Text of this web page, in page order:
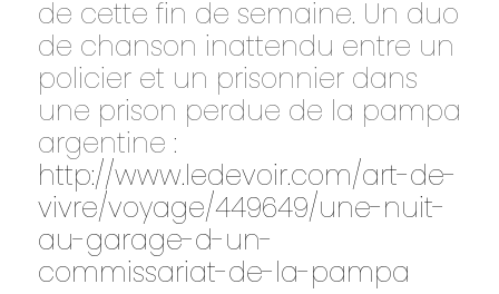
de cette fin de semaine. Un duo
de chanson inattendu entre un
policier et un prisonnier dans
une prison perdue de la pampa
argentine :
http://www.ledevoir.com/art-de-
vivre/voyage/449649/une-nuit-
au-garage-d-un-
commissariat-de-la-pampa